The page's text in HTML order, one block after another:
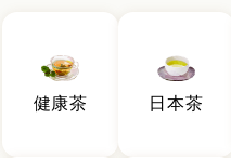
健康茶 日本茶